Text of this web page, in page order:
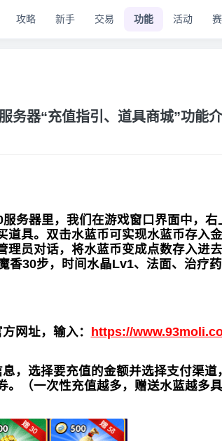
攻略 新手 交易 功能 活动
务器“充值指引、道具商城”功能
器里，我们在游戏窗口界面中，右
道具。双击水蓝币可实现水蓝币存入
理员对话，将水蓝币变成点数存入进
香30步，时间水晶Lv1、法面、治疗药
网址，输入 ： https://
，选择要充值的金额并选择支付渠
。（一次性充值越多，赠送水蓝越多具